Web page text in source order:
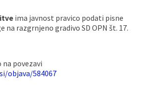
ima javnost pravico podati pisne
na razgrnjeno gradivo SD OPN št. 17.
na povezavi
objava/584067